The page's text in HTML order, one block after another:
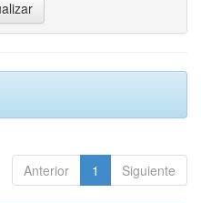
Anterior 1 Siguiente